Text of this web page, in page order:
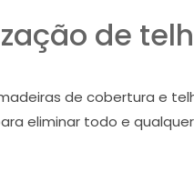
de
de cobertura e
eliminar todo e